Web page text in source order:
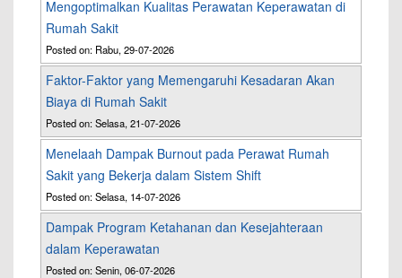
Mengoptimalkan Kualitas Perawatan Keperawatan di
Rumah Sakit
Posted on: Rabu, 29-07-2026
Faktor-Faktor yang Memengaruhi Kesadaran Akan
Biaya di Rumah Sakit
Posted on: Selasa, 21-07-2026
Menelaah Dampak Burnout pada Perawat Rumah
Sakit yang Bekerja dalam Sistem Shift
Posted on: Selasa, 14-07-2026
Dampak Program Ketahanan dan Kesejahteraan
dalam Keperawatan
Posted on: Senin, 06-07-2026